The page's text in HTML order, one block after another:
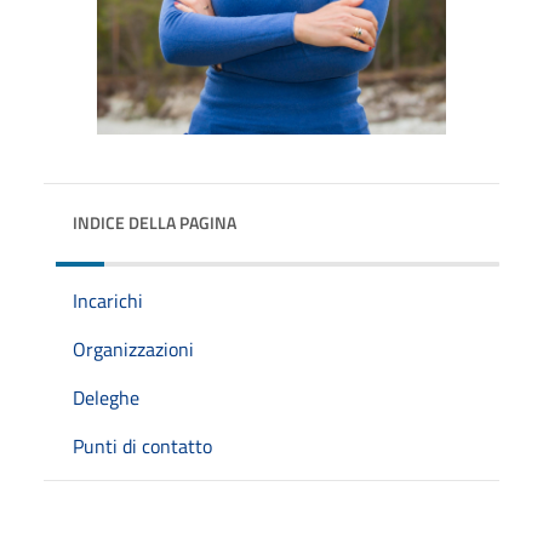
INDICE DELLA PAGINA
Incarichi
Organizzazioni
Deleghe
Punti di contatto